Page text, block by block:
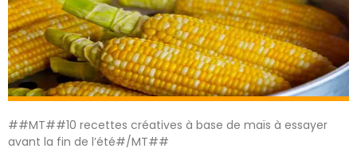
##MT##10 recettes créatives à base de maïs à essayer
avant la fin de l’été#/MT##